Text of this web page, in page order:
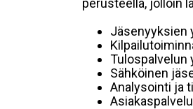
perusteella, jolloin
Jäsenyyksien
Tulospalvelun
Sähköinen
Analysointi ja